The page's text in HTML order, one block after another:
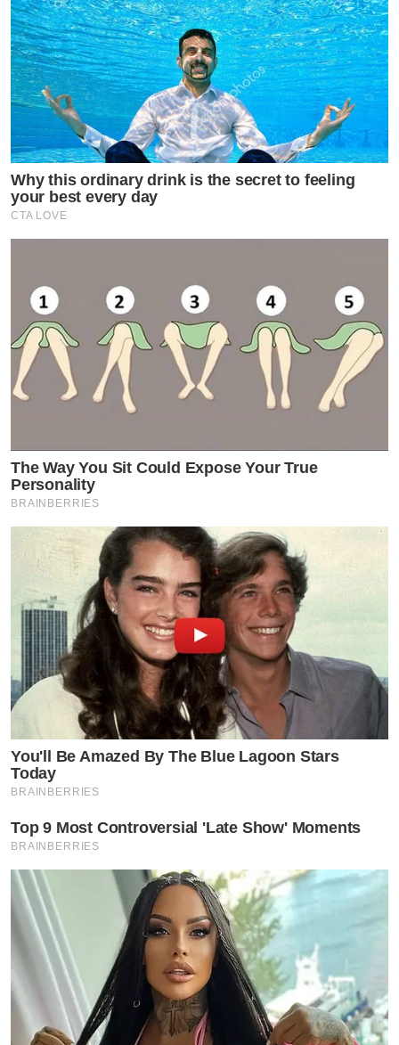
Why this ordinary drink is the secret to feeling
your best every day
CTA LOVE
The Way You Sit Could Expose Your True
Personality
BRAINBERRIES
You'll Be Amazed By The Blue Lagoon Stars
Today
BRAINBERRIES
Top 9 Most Controversial 'Late Show' Moments
BRAINBERRIES